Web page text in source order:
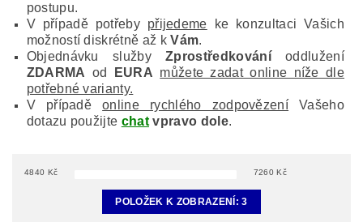
postupu.
V případě potřeby přijedeme ke konzultaci Vašich
možností diskrétně až kVám.
Objednávku služby
Zprostředkováníoddlužení
ZDARMA od EURA můžete zadat online níže dle
potřebné varianty.
V případěonline rychlého zodpovězení Vašeho
dotazu použijte chatvpravo dole.
4840 Kč 7260 Kč
POLOŽEK K ZOBRAZENÍ:3